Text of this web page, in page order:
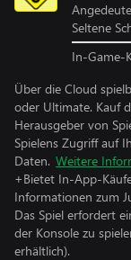
Seltene
In-Game-
Über die Cloud
oder Ultimate. Kauf
Herausgeber von
Spielens Zugriff auf
Daten. Weitere
+Bietet In-App-
Informationen zum
Das Spiel erfordert
der Konsole zu
erhältlich).